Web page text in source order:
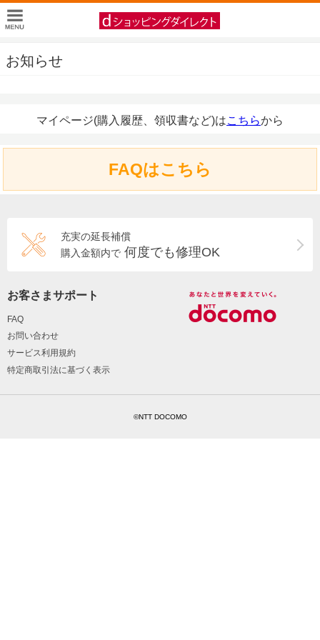
お知らせ
マイページ(購入履歴、領収書など)はこちらから
FAQはこちら
充実の延長補償
購入金額内で 何度でも修理OK
お客さまサポート
FAQ
お問い合わせ
サービス利用規約
特定商取引法に基づく表示
©NTT DOCOMO